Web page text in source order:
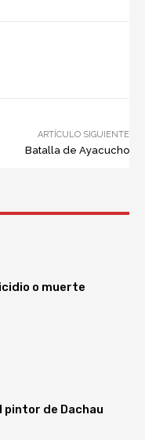
ARTÍCULO SIGUIENTE
Batalla de Ayacucho
o muerte
pintor de Dachau